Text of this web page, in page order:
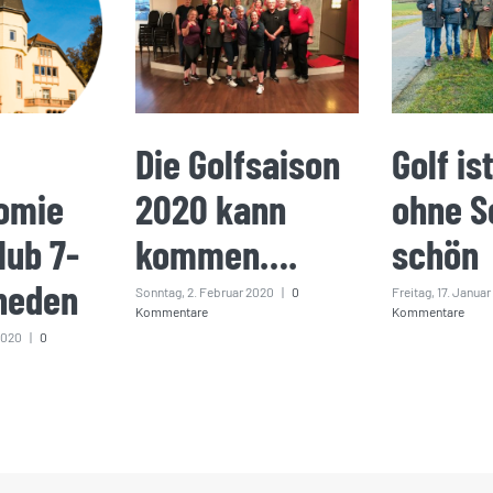
7-
| 0
Die Golfsaison
2020 kann
kommen….
Sonntag, 2. Februar 2020 | 0
Kommentare
Golf
ohne
schön
Freitag, 17.
Kommentare